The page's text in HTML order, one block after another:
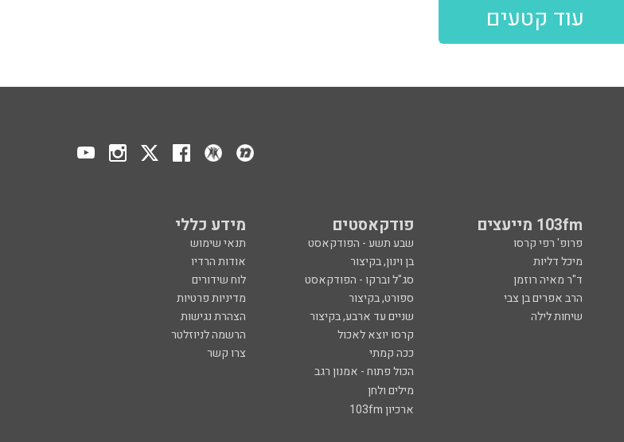
עוד קטעים
103fm מייעצים פודקאסטים מידע כללי
פרופ' רפי קרסו שבע תשע - הפודקאסט
תנאי שימוש
מיכל דליות בן וינון, בקיצור
אודות הרדיו
ד"ר מאיה רוזמן סג"ל וברקו - הפודקאסט
לוח שידורים
הרב אפרים בן צבי ספורט, בקיצור
מדיניות פרטיות
שיחות לילה שניים עד ארבע, בקיצור
הצהרת נגישות
קרסו יוצא לאכול
הרשמה לניוזלטר
ככה קמתי
צרו קשר
הכול פתוח - אמנון רגב
מילים ולחן
ארכיון 103fm